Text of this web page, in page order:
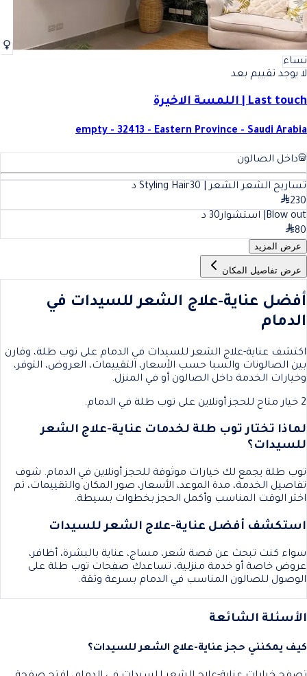
نساء
لا يوجد تقييم بعد
Last touch | اللمسة الاخيرة
empty - 32413 - Eastern Province - Saudi Arabia
داخل الصالون
تساريح الشعر الشعر | Styling Hair 30
د
230
Blow out| استشوار
30 د
80
عرض المزيد
عرض تفاصيل المكان
أفضل عناية-علاج الشعر للسيدات في
الدمام
اكتشف عناية-علاج الشعر للسيدات في الدمام على توب طلة، وقارن
بين الصالونات والسبا حسب الأسعار، التقييمات، العروض، التوفر،
وخيارات الخدمة داخل الصالون أو في المنزل.
2 خيار متاح للحجز أونلاين على توب طلة في الدمام.
لماذا تختار توب طلة لخدمات عناية-علاج الشعر
للسيدات؟
توب طلة يجمع لك خيارات موثوقة للحجز أونلاين في الدمام. شوف
تفاصيل الخدمة، مدة الموعد، الأسعار، صور المكان والتقييمات، ثم
اختر الوقت المناسب وأكمل الحجز بخطوات بسيطة.
استكشف أفضل عناية-علاج الشعر للسيدات
سواء كنت تبحث عن قصة شعر، مساج، عناية بالبشرة، أظافر،
عروض خاصة أو خدمة منزلية، تساعدك صفحات توب طلة على
الوصول للصالون المناسب في الدمام بسرعة وثقة.
الأسئلة الشائعة
كيف يمكنني حجز عناية-علاج الشعر للسيدات؟